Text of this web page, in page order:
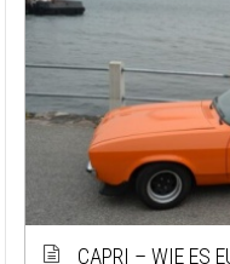
CAPRI – WIE ES